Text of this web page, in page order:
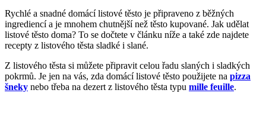
Rychlé a snadné domácí listové těsto je připraveno z běžných
ingrediencí a je mnohem chutnější než těsto kupované. Jak udělat
listové těsto doma? To se dočtete v článku níže a také zde najdete
recepty z listového těsta sladké i slané.
Z listového těsta si můžete připravit celou řadu slaných i sladkých
pokrmů. Je jen na vás, zda domácí listové těsto použijete na pizza
šneky nebo třeba na dezert z listového těsta typu mille feuille.